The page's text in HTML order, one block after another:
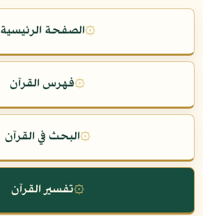
۞الصفحة الرئيسية
۞فهرس القرآن
۞البحث في القرآن
۞تفسير القرآن